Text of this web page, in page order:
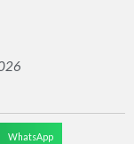
WhatsApp